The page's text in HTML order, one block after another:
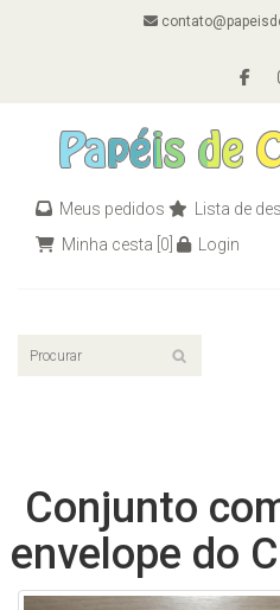
Meus pedidos Lista de
Minha cesta [0] Login
Conjunto
envelope do